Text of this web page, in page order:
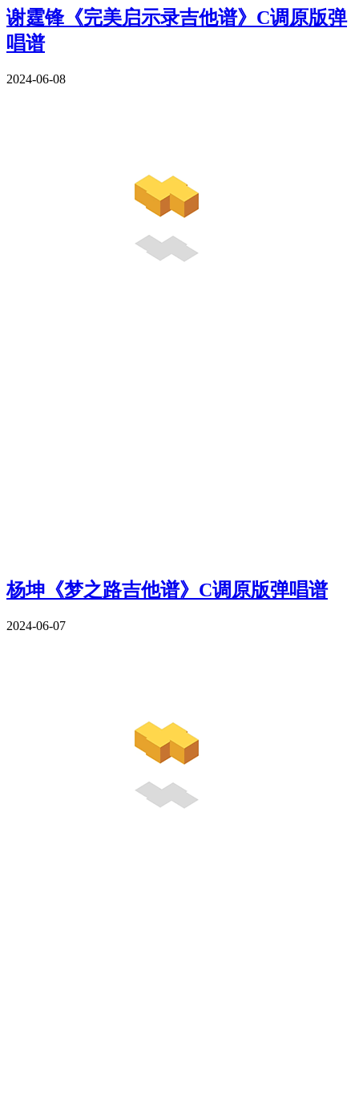
谢霆锋《完美启示录吉他谱》C调原版弹
唱谱
2024-06-08
杨坤《梦之路吉他谱》C调原版弹唱谱
2024-06-07